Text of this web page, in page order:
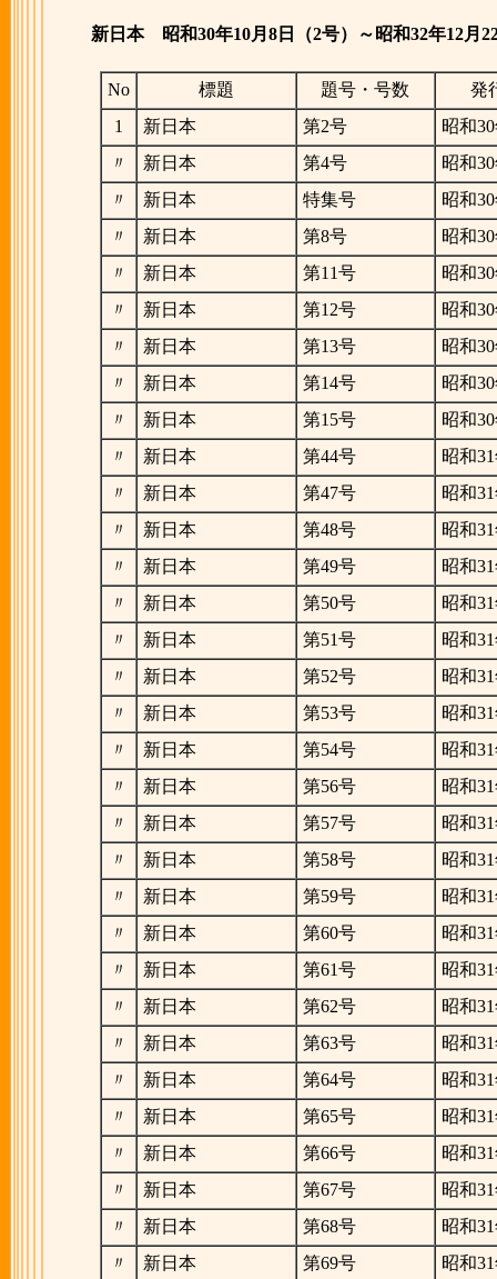
新日本 昭和30年10月8日（2号）～昭和32年12月
No 標題 題号・号数
発
1
新日本 第2号
昭和
〃
新日本 第4号
昭和
〃
新日本 特集号
昭和
〃
新日本 第8号
昭和
〃
新日本 第11号
昭和
〃
新日本 第12号
昭和
〃
新日本 第13号
昭和
〃
新日本 第14号
昭和
〃
新日本 第15号
昭和
〃
新日本 第44号
昭和
〃
新日本 第47号
昭和
〃
新日本 第48号
昭和
〃
新日本 第49号
昭和
〃
新日本 第50号
昭和
〃
新日本 第51号
昭和
〃
新日本 第52号
昭和
〃
新日本 第53号
昭和
〃
新日本 第54号
昭和
〃
新日本 第56号
昭和
〃
新日本 第57号
昭和
〃
新日本 第58号
昭和
〃
新日本 第59号
昭和
〃
新日本 第60号
昭和
〃
新日本 第61号
昭和
〃
新日本 第62号
昭和
〃
新日本 第63号
昭和
〃
新日本 第64号
昭和
〃
新日本 第65号
昭和
〃
新日本 第66号
昭和
〃
新日本 第67号
昭和
〃
新日本 第68号
昭和
〃
新日本 第69号
昭和